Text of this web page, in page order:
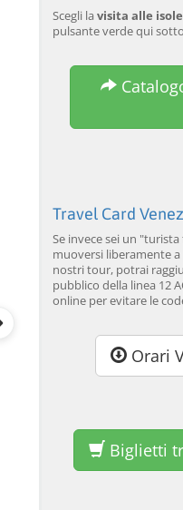
Tour guidato di
Burano in
con
lavorazione del
da 34,00 EUR
Scegli la visita alle isole
pulsante verde qui
Travel Card
Se invece sei un
muoversi liberamente
nostri tour, potrai
pubblico della linea 12
online per evitare le
Orari
Biglietti